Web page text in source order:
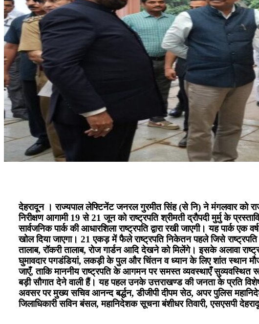
देहरादून । राज्यपाल लेफ्टिनेंट जनरल गुरमीत सिंह (से नि) ने मंगलवार को
निरीक्षण आगामी 19 से 21 जून को राष्ट्रपति श्रीमती द्रौपदी मुर्मु के
सार्वजनिक पार्क की आधारशिला राष्ट्रपति द्वारा रखी जाएगी। यह
खोल दिया जाएगा। 21 एकड़ में फैले राष्ट्रपति निकेतन पहले जिसे
तालाब, रॉकरी तालाब, रोज गार्डन आदि देखने को मिलेंगे। इसके अलावा
घुमावदार पगडंडियां, लकड़ी के पुल और चिंतन व ध्यान के लिए शांत स्थान
जाएँ, ताकि माननीय राष्ट्रपति के आगमन पर समस्त व्यवस्थाएँ सुव्यवस्थित
बड़ी सौगात देने वाली हैं। यह पहल उनके उत्तराखण्ड की जनता के प्रति
अवसर पर मुख्य सचिव आनन्द बर्द्धन, डीजीपी दीपम सेठ, अपर पुलिस
जिलाधिकारी सविन बंसल, महानिदेशक सूचना बंशीधर तिवारी, एसएसपी